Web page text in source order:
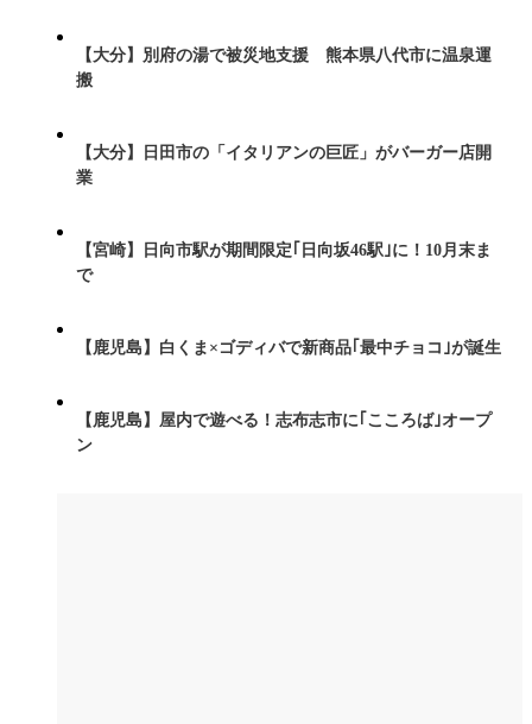
【大分】別府の湯で被災地支援 熊本県八代市に温泉運
搬
【大分】日田市の「イタリアンの巨匠」がバーガー店開
業
【宮崎】日向市駅が期間限定｢日向坂46駅｣に！10月末ま
で
【鹿児島】白くま×ゴディバで新商品｢最中チョコ｣が誕生
【鹿児島】屋内で遊べる！志布志市に｢こころば｣オープ
ン